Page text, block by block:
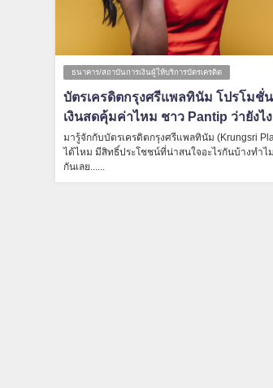
ธนาคาร/สถาบันการเงินผู้ให้บริการบัตรเครดิต
บัตรเครดิตกรุงศรีแพลทินัม โปรโมชั่
เงินสดคุ้มค่าไหม ชาว Pantip ว่ายังไ
มารู้จักกับบัตรเครดิตกรุงศรีแพลทินัม (Krungsri
ได้ไหม มีสิทธิ์ประโชชน์ที่น่าสนใจอะไรกันบ้างทำไ
กันเลย......